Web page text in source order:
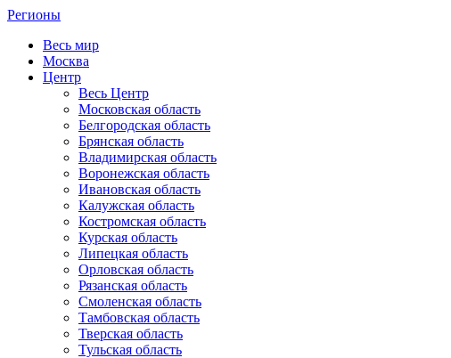
Регионы
Весь мир
Москва
Центр
Весь Центр
Московская область
Белгородская область
Брянская область
Владимирская область
Воронежская область
Ивановская область
Калужская область
Костромская область
Курская область
Липецкая область
Орловская область
Рязанская область
Смоленская область
Тамбовская область
Тверская область
Тульская область